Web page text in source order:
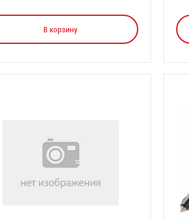
В корзину